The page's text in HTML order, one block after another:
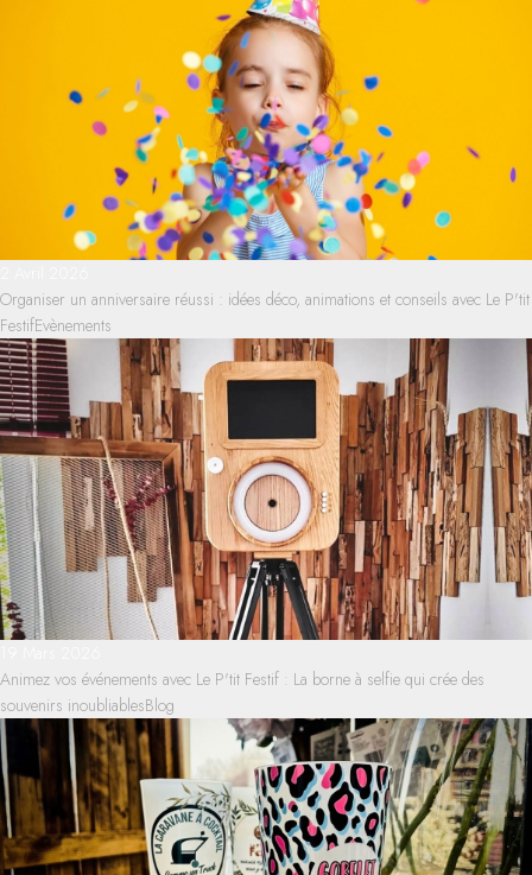
Organiser un anniversaire réussi : idées déco, animations et conseils avec Le P'tit
FestifEvènements
Animez vos événements avec Le P'tit Festif : La borne à selfie qui crée des
souvenirs inoubliablesBlog